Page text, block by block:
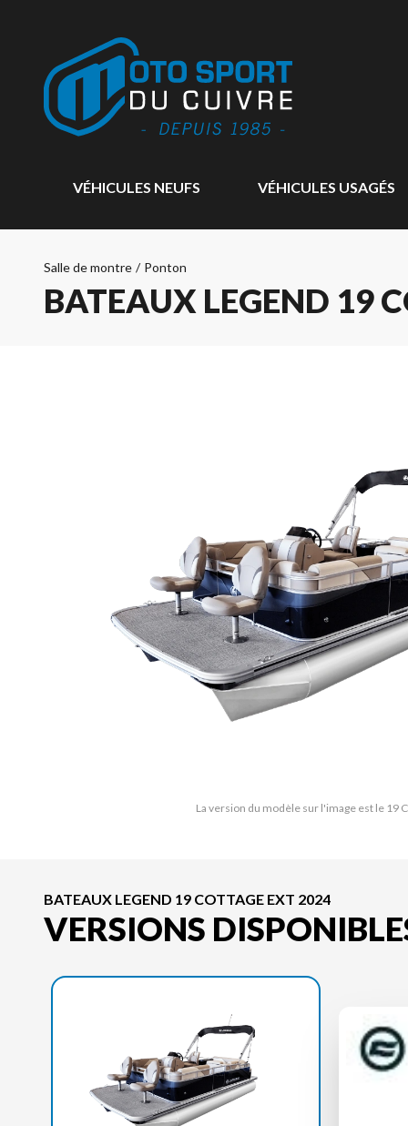
VÉHICULES NEUFS VÉHICULES USAGÉS
Salle de montre / Ponton
BATEAUX LEGEND 19
La version du modèle sur l'image est le 19
BATEAUX LEGEND 19 COTTAGE EXT 2024
VERSIONS